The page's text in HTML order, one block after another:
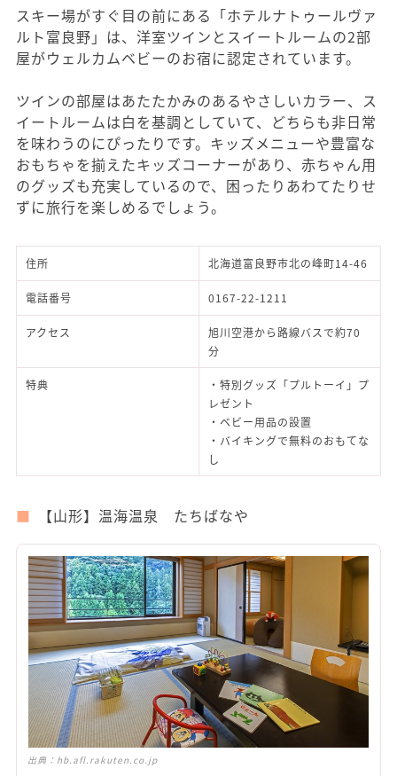
スキー場がすぐ目の前にある「ホテルナトゥールヴァ
ルト富良野」は、洋室ツインとスイートルームの2部
屋がウェルカムベビーのお宿に認定されています。
ツインの部屋はあたたかみのあるやさしいカラー、ス
イートルームは白を基調としていて、どちらも非日常
を味わうのにぴったりです。キッズメニューや豊富な
おもちゃを揃えたキッズコーナーがあり、赤ちゃん用
のグッズも充実しているので、困ったりあわてたりせ
ずに旅行を楽しめるでしょう。
住所 北海道富良野市北の峰町14-46
電話番号 0167-22-1211
アクセス
旭川空港から路線バスで約70
分
特典
・特別グッズ「プルトーイ」プ
レゼント
・ベビー用品の設置
・バイキングで無料のおもてな
し
【山形】温海温泉 たちばなや
出典： hb.afl.rakuten.co.jp